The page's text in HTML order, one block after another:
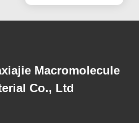
Macromolecule
Co., Ltd.